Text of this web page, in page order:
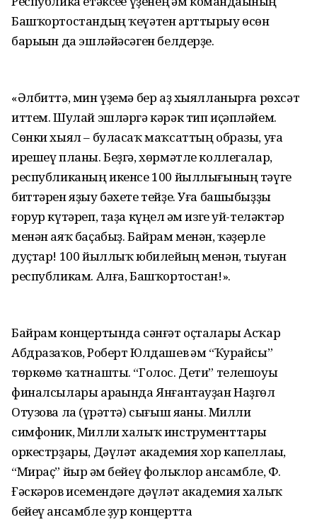
Башҡортостандың ҡеүәтен арттырыу өсөн
барыһын да эшләйәсәген белдерҙе.
«Әлбиттә, мин үҙемә бер аҙ хыялланырға рөхсәт
иттем. Шулай эшләргә кәрәк тип иҫәпләйем.
Сөнки хыял – буласаҡ маҡсаттың образы, уға
ирешеү планы. Беҙгә, хөрмәтле коллегалар,
республиканың икенсе 100 йыллығының тәүге
биттәрен яҙыу бәхете тейҙе. Уға башыбыҙҙы
ғорур күтәреп, таҙа күңел һәм изге уй-теләктәр
менән аяҡ баҫабыҙ. Байрам менән, ҡәҙерле
дуҫтар! 100 йыллыҡ юбилейың менән, тыуған
республикам. Алға, Башҡортостан!».
Байрам концертында сәнғәт оҫталары Асҡар
Абдразаҡов, Роберт Юлдашев һәм “Ҡурайсы”
төркөмө ҡатнашты. “Голос. Дети” телешоуы
финалсылары араһында Янғантауҙан Наҙгөл
Отузова ла (һүрәттә) сығыш яһаны. Милли
симфоник, Милли халыҡ инструменттары
оркестрҙары, Дәүләт академия хор капеллаһы,
“Мираҫ” йыр һәм бейеү фольклор ансамбле, Ф.
Ғәскәров исемендәге дәүләт академия халыҡ
бейеү ансамбле ҙур концертта